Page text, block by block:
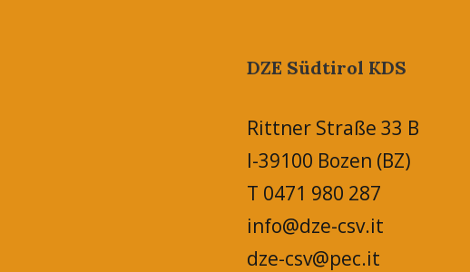
DZE Südtirol KDS
Rittner Straße 33 B
I-39100 Bozen (BZ)
T 0471 980 287
info@dze-csv.it
dze-csv@pec.it